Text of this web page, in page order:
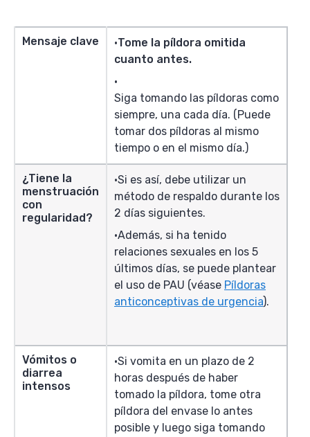
Mensaje clave
Tome la píldora omitida
cuanto antes.
Siga tomando las píldoras como
siempre, una cada día. (Puede
tomar dos píldoras al mismo
tiempo o en el mismo día.)
¿Tiene la
menstruación
con
regularidad?
Si es así, debe utilizar un
método de respaldo durante los
2 días siguientes.
Además, si ha tenido
relaciones sexuales en los 5
últimos días, se puede plantear
el uso de PAU (véase Píldoras
anticonceptivas de urgencia).
Vómitos o
diarrea
intensos
Si vomita en un plazo de 2
horas después de haber
tomado la píldora, tome otra
píldora del envase lo antes
posible y luego siga tomando